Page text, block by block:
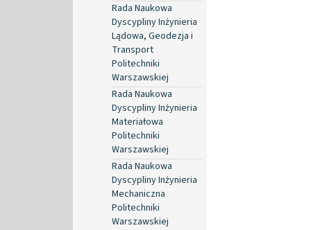
Rada Naukowa
Dyscypliny Inżynieria
Lądowa, Geodezja i
Transport
Politechniki
Warszawskiej
Rada Naukowa
Dyscypliny Inżynieria
Materiałowa
Politechniki
Warszawskiej
Rada Naukowa
Dyscypliny Inżynieria
Mechaniczna
Politechniki
Warszawskiej